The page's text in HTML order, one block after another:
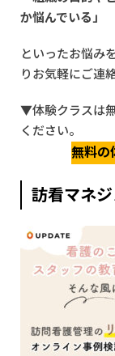
か悩んでいる」
といったお悩み
りお気軽にご連
▼体験クラスは
ください。
無料の
訪看マネ